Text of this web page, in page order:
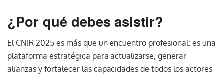
¿Por qué debes asistir?
El CNIR 2025 es más que un encuentro profesional: es una
plataforma estratégica para actualizarse, generar
alianzas y fortalecer las capacidades de todos los actores